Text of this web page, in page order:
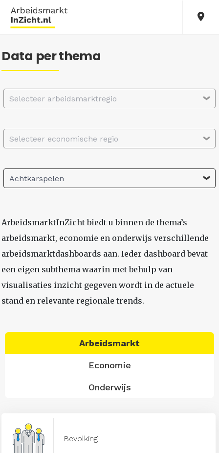
Data per thema
Selecteer arbeidsmarktregio
Selecteer economische regio
Achtkarspelen
ArbeidsmarktInZicht biedt u binnen de thema’s
arbeidsmarkt, economie en onderwijs verschillende
arbeidsmarktdashboards aan. Ieder dashboard bevat
een eigen subthema waarin met behulp van
visualisaties inzicht gegeven wordt in de actuele
stand en relevante regionale trends.
Arbeidsmarkt
Economie
Onderwijs
Bevolking